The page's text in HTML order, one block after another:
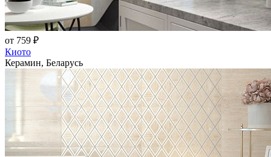
от 759 ₽
Киото
Керамин, Беларусь